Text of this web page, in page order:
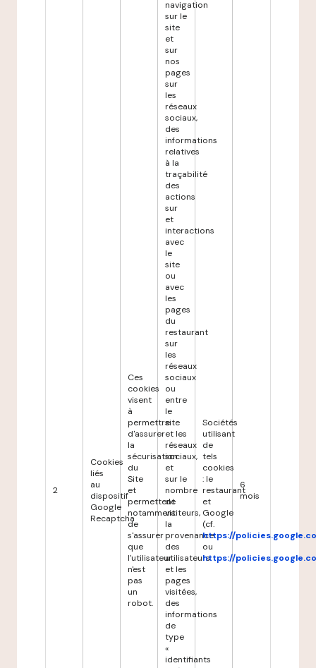
2
Cookies
liés
au
dispositif
Google
Recaptcha
Ces
cookies
visent
à
permettre
d'assurer
la
sécurisation
du
Site
et
permettent
notamment
de
s'assurer
que
l'utilisateur
n'est
pas
un
robot.
navigation
sur le
site
et
sur
nos
pages
sur
les
réseaux
sociaux,
des
informations
relatives
à la
traçabilité
des
actions
sur
et
interactions
avec
le
site
ou
avec
les
pages
du
restaurant
sur
les
réseaux
sociaux
ou
entre
le
site
et les
réseaux
sociaux,
et
sur le
nombre
de
visiteurs,
la
provenance
des
utilisateurs
et les
pages
visitées,
des
informations
de
type
«
identifiants
Sociétés
utilisant
de
tels
cookies
: le
restaurant
et
Google
(cf.
https://
ou
https://
6
mois